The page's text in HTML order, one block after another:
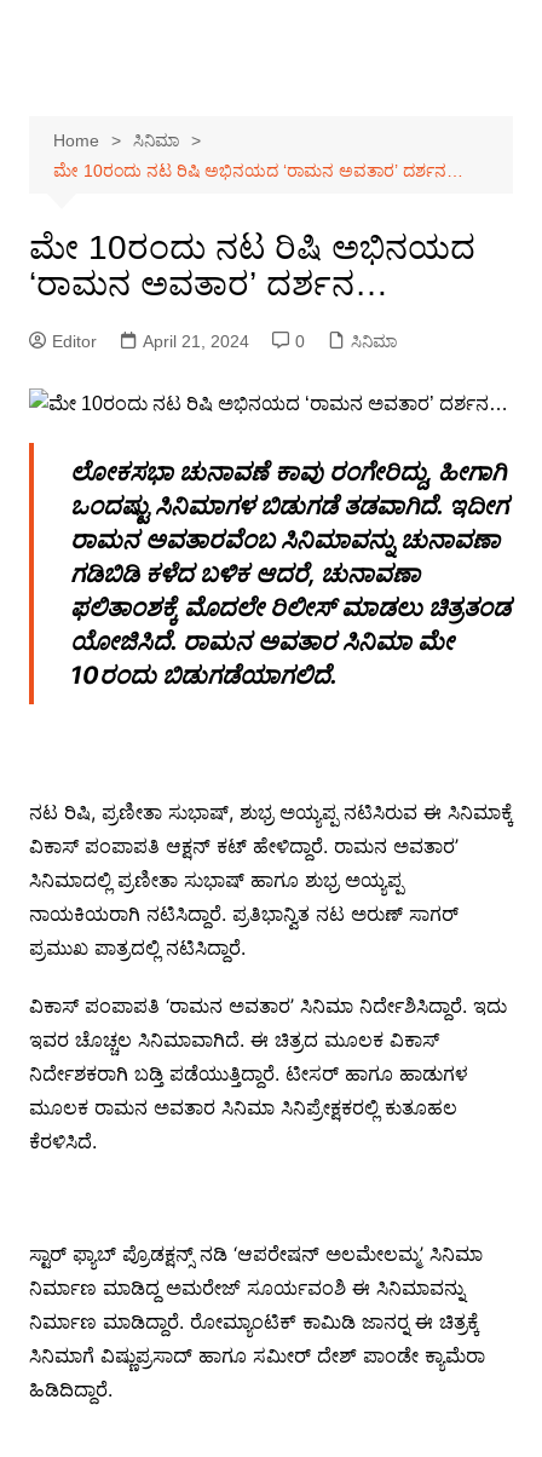
Home
ಸಿನಿಮಾ
ಮೇ 10ರಂದು ನಟ ರಿಷಿ ಅಭಿನಯದ ‘ರಾಮನ ಅವತಾರ’ ದರ್ಶನ…
ಮೇ 10ರಂದು ನಟ ರಿಷಿ ಅಭಿನಯದ
‘ರಾಮನ ಅವತಾರ’ ದರ್ಶನ…
Editor April 21, 2024 0 ಸಿನಿಮಾ
ಲೋಕಸಭಾ ಚುನಾವಣೆ ಕಾವು ರಂಗೇರಿದ್ದು, ಹೀಗಾಗಿ
ಒಂದಷ್ಟು ಸಿನಿಮಾಗಳ ಬಿಡುಗಡೆ ತಡವಾಗಿದೆ. ಇದೀಗ
ರಾಮನ ಅವತಾರವೆಂಬ ಸಿನಿಮಾವನ್ನು ಚುನಾವಣಾ
ಗಡಿಬಿಡಿ ಕಳೆದ ಬಳಿಕ ಆದರೆ, ಚುನಾವಣಾ
ಫಲಿತಾಂಶಕ್ಕೆ ಮೊದಲೇ ರಿಲೀಸ್ ಮಾಡಲು ಚಿತ್ರತಂಡ
ಯೋಜಿಸಿದೆ. ರಾಮನ ಅವತಾರ ಸಿನಿಮಾ ಮೇ
10ರಂದು ಬಿಡುಗಡೆಯಾಗಲಿದೆ.
ನಟ ರಿಷಿ, ಪ್ರಣೀತಾ ಸುಭಾಷ್, ಶುಭ್ರ ಅಯ್ಯಪ್ಪ ನಟಿಸಿರುವ ಈ ಸಿನಿಮಾಕ್ಕೆ
ವಿಕಾಸ್ ಪಂಪಾಪತಿ ಆಕ್ಷನ್ ಕಟ್ ಹೇಳಿದ್ದಾರೆ. ರಾಮನ ಅವತಾರ’
ಸಿನಿಮಾದಲ್ಲಿ ಪ್ರಣೀತಾ ಸುಭಾಷ್ ಹಾಗೂ ಶುಭ್ರ ಅಯ್ಯಪ್ಪ
ನಾಯಕಿಯರಾಗಿ ನಟಿಸಿದ್ದಾರೆ. ಪ್ರತಿಭಾನ್ವಿತ ನಟ ಅರುಣ್ ಸಾಗರ್
ಪ್ರಮುಖ ಪಾತ್ರದಲ್ಲಿ ನಟಿಸಿದ್ದಾರೆ.
ವಿಕಾಸ್ ಪಂಪಾಪತಿ ‘ರಾಮನ ಅವತಾರ’ ಸಿನಿಮಾ ನಿರ್ದೇಶಿಸಿದ್ದಾರೆ. ಇದು
ಇವರ ಚೊಚ್ಚಲ ಸಿನಿಮಾವಾಗಿದೆ. ಈ ಚಿತ್ರದ ಮೂಲಕ ವಿಕಾಸ್
ನಿರ್ದೇಶಕರಾಗಿ ಬಡ್ತಿ ಪಡೆಯುತ್ತಿದ್ದಾರೆ. ಟೀಸರ್ ಹಾಗೂ ಹಾಡುಗಳ
ಮೂಲಕ ರಾಮನ ಅವತಾರ ಸಿನಿಮಾ ಸಿನಿಪ್ರೇಕ್ಷಕರಲ್ಲಿ ಕುತೂಹಲ
ಕೆರಳಿಸಿದೆ.
ಸ್ಟಾರ್ ಫ್ಯಾಬ್ ಪ್ರೊಡಕ್ಷನ್ಸ್ ನಡಿ ‘ಆಪರೇಷನ್ ಅಲಮೇಲಮ್ಮ’ ಸಿನಿಮಾ
ನಿರ್ಮಾಣ ಮಾಡಿದ್ದ ಅಮರೇಜ್ ಸೂರ್ಯವಂಶಿ ಈ ಸಿನಿಮಾವನ್ನು
ನಿರ್ಮಾಣ ಮಾಡಿದ್ದಾರೆ. ರೋಮ್ಯಾಂಟಿಕ್ ಕಾಮಿಡಿ ಜಾನರ್‍ನ ಈ ಚಿತ್ರಕ್ಕೆ
ಸಿನಿಮಾಗೆ ವಿಷ್ಣುಪ್ರಸಾದ್ ಹಾಗೂ ಸಮೀರ್ ದೇಶ್ ಪಾಂಡೇ ಕ್ಯಾಮೆರಾ
ಹಿಡಿದಿದ್ದಾರೆ.